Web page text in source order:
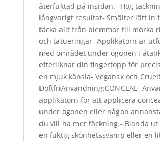
återfuktad på insidan.- Hög
långvarigt resultat- Smälter lätt in
täcka allt från blemmor till mörka
och tatueringar- Applikatorn är
med området under ögonen i
efterliknar din fingertopp för
en mjuk känsla- Vegansk och
DoftfriAnvändning:CONCEAL-
applikatorn för att applicera
under ögonen eller någon
du vill ha mer täckning.- Blanda ut
en fuktig skönhetssvamp eller en